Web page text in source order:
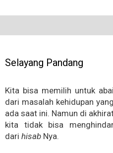
Selayang Pandang
Kita bisa memilih untuk abai
dari masalah kehidupan yang
ada saat ini. Namun di
kita tidak bisa
dari hisab Nya.